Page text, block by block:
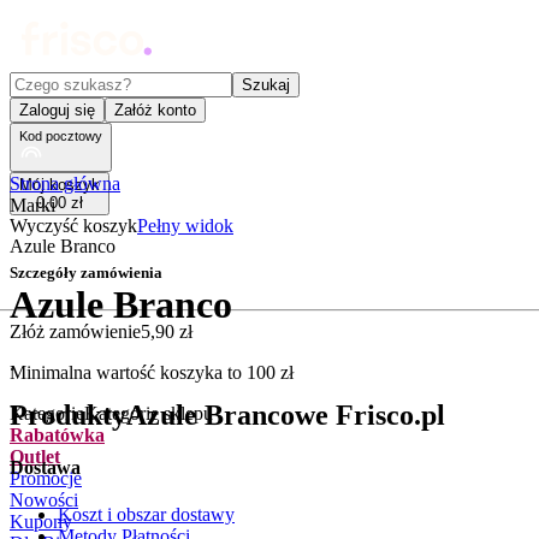
Czego szukasz?
Szukaj
Zaloguj się
Załóż konto
Kod pocztowy
Mój koszyk
0,00 zł
Wyczyść koszykPełny widok
Szczegóły zamówienia
Złóż zamówienie5,90 zł
Minimalna wartość koszyka to 100 zł
KategorieKategorie sklepu
Rabatówka
Outlet
Promocje
Nowości
Kupony
Strona główna
Marki
Azule Branco
Azule Branco
.
ProduktyAzule Brancowe Frisco.pl
Dostawa
Koszt i obszar dostawy